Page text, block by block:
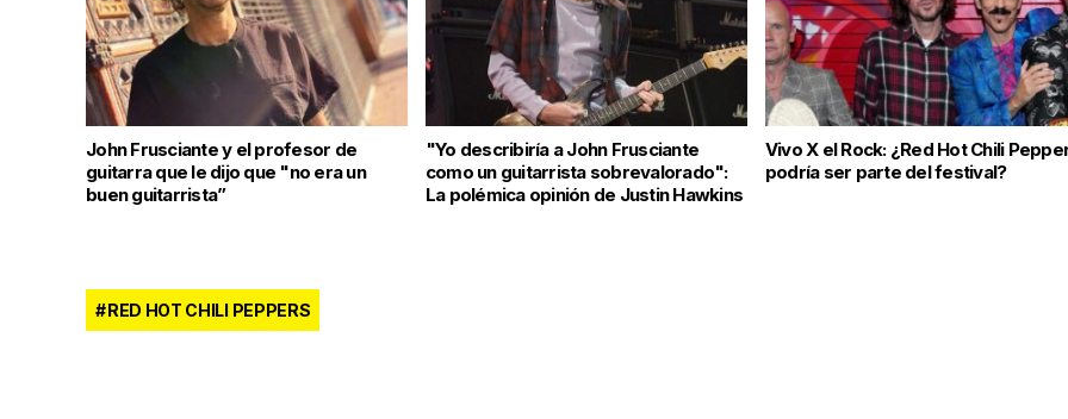
John Frusciante y el profesor de
guitarra que le dijo que "no era un
buen guitarrista”
"Yo describiría a John Frusciante
como un guitarrista sobrevalorado":
La polémica opinión de Justin Hawkins
Vivo X el Rock: ¿Red Hot Chili
podría ser parte del festival?
RED HOT CHILI PEPPERS